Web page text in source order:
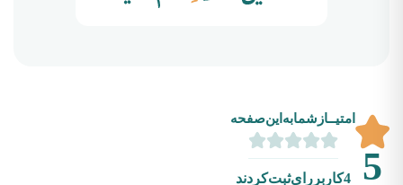
5
امتیــازشما‌به‌این‌صفحه
4کاربررای‌ثبت‌کردند